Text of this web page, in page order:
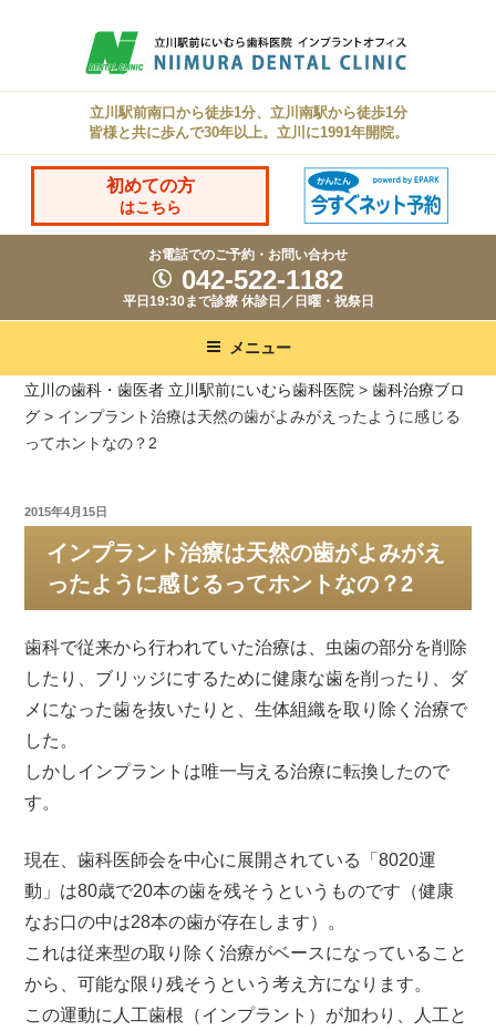
キ
立川駅前南口から徒歩1分、立川南駅から徒歩1分
皆様と共に歩んで30年以上。立川に1991年開院。
初めての方
はこちら
お電話でのご予約・お問い合わせ
042-522-1182
平日19:30まで診療 休診日／日曜・祝祭日
メニュー
立川の歯科・歯医者 立川駅前にいむら歯科医院 >歯科治療ブロ
グ > インプラント治療は天然の歯がよみがえったように感じる
ってホントなの？2
投
2015年4月15日
インプラント治療は天然の歯がよみがえ
ったように感じるってホントなの？2
歯科で従来から行われていた治療は、虫歯の部分を削除
したり、ブリッジにするために健康な歯を削ったり、ダ
メになった歯を抜いたりと、生体組織を取り除く治療で
した。
しかしインプラントは唯一与える治療に転換したので
す。
現在、歯科医師会を中心に展開されている「8020運
動」は80歳で20本の歯を残そうというものです（健康
なお口の中は28本の歯が存在します）。
これは従来型の取り除く治療がベースになっていること
から、可能な限り残そうという考え方になります。
この運動に人工歯根（インプラント）が加わり、人工と